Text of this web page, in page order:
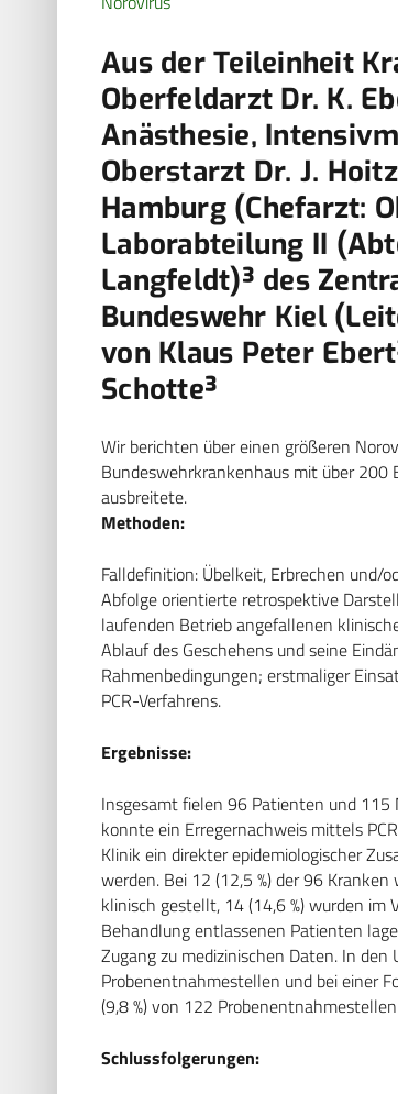
Aus der Teileinheit
Oberfeldarzt Dr. K.
Anästhesie,
Oberstarzt Dr. J.
Hamburg (Chefarzt:
Laborabteilung II
Langfeldt)³ des
Bundeswehr Kiel
von Klaus Peter
Schotte³
Wir berichten über einen größeren
Bundeswehrkrankenhaus mit über 200
ausbreitete.
Methoden:
Falldefinition: Übelkeit, Erbrechen und/
Abfolge orientierte retrospektive
laufenden Betrieb angefallenen
Ablauf des Geschehens und seine
Rahmenbedingungen; erstmaliger
PCR-Verfahrens.
Ergebnisse:
Insgesamt fielen 96 Patienten und 115
konnte ein Erregernachweis mittels
Klinik ein direkter epidemiologischer
werden. Bei 12 (12,5 %) der 96
klinisch gestellt, 14 (14,6 %) wurden im
Behandlung entlassenen Patienten
Zugang zu medizinischen Daten. In
Probenentnahmestellen und bei einer
(9,8 %) von 122
Schlussfolgerungen: